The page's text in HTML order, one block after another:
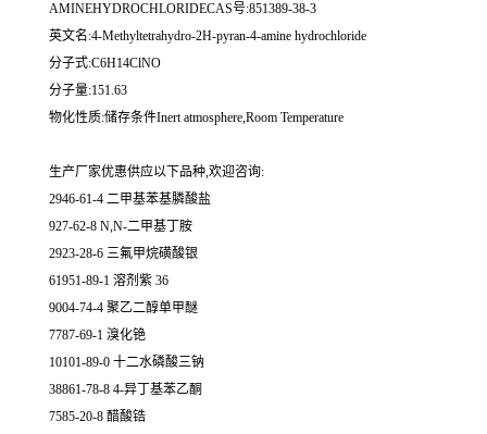
AMINEHYDROCHLORIDECAS号:851389-38-3
英文名:4-Methyltetrahydro-2H-pyran-4-amine hydrochloride
分子式:C6H14ClNO
分子量:151.63
物化性质:储存条件Inert atmosphere,Room Temperature
生产厂家优惠供应以下品种,欢迎咨询:
2946-61-4 二甲基苯基膦酸盐
927-62-8 N,N-二甲基丁胺
2923-28-6 三氟甲烷磺酸银
61951-89-1 溶剂紫 36
9004-74-4 聚乙二醇单甲醚
7787-69-1 溴化铯
10101-89-0 十二水磷酸三钠
38861-78-8 4-异丁基苯乙酮
7585-20-8 醋酸锆